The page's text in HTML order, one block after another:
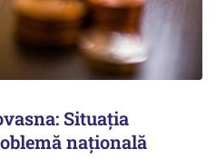
Situaţia
naţională